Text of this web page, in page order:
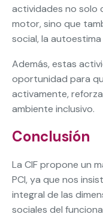
actividades no solo
motor, sino que
social, la
Además, estas
oportunidad para
activamente,
ambiente inclusivo.
Conclusión
La CIF propone un
PCI, ya que nos
integral de las
sociales del